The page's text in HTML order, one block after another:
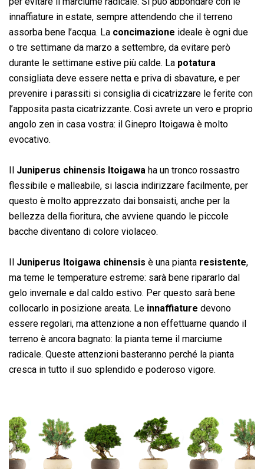
innaffiature in estate, sempre attendendo che il terreno
assorba bene l’acqua. La concimazione ideale è ogni due
o tre settimane da marzo a settembre, da evitare però
durante le settimane estive più calde. La potatura
consigliata deve essere netta e priva di sbavature, e per
prevenire i parassiti si consiglia di cicatrizzare le ferite con
l’apposita pasta cicatrizzante. Così avrete un vero e proprio
angolo zen in casa vostra: il Ginepro Itoigawa è molto
evocativo.
Il Juniperus chinensis Itoigawa ha un tronco rossastro
flessibile e malleabile, si lascia indirizzare facilmente, per
questo è molto apprezzato dai bonsaisti, anche per la
bellezza della fioritura, che avviene quando le piccole
bacche diventano di colore violaceo.
Il Juniperus Itoigawa chinensis è una pianta resistente,
ma teme le temperature estreme: sarà bene ripararlo dal
gelo invernale e dal caldo estivo. Per questo sarà bene
collocarlo in posizione areata. Le innaffiature devono
essere regolari, ma attenzione a non effettuarne quando il
terreno è ancora bagnato: la pianta teme il marciume
radicale. Queste attenzioni basteranno perché la pianta
cresca in tutto il suo splendido e poderoso vigore.